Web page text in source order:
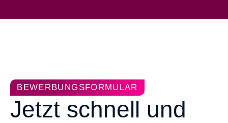
BEWERBUNGSFORMULAR
Jetzt schnell und